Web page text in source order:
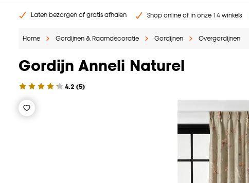
Laten bezorgen of gratis afhalen Shop online of in onze 14 winkels
Home Gordijnen & Raamdecoratie Gordijnen Overgordijnen
Gordijn Anneli Naturel
4.2 (5)